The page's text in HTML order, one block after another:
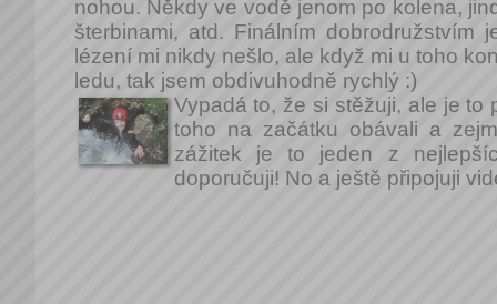
nohou. Někdy ve vodě jenom po kolena,
šterbinami, atd. Finálním dobrodružstvím
lézení mi nikdy nešlo, ale když mi u toho
ledu, tak jsem obdivuhodně rychlý :)
Vypadá to, že si stěžuji, ale je to
toho na začátku obávali a
zážitek je to jeden z
doporučuji! No a ještě připojuji